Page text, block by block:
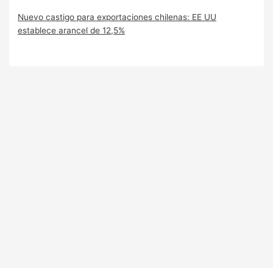
Nuevo castigo para exportaciones chilenas: EE UU
establece arancel de 12,5%